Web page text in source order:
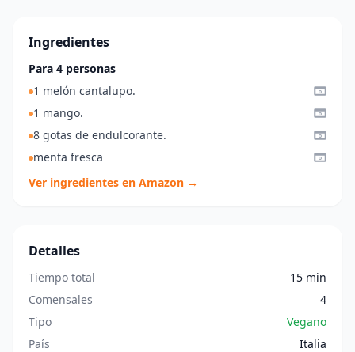
Ingredientes
Para 4 personas
1 melón cantalupo.
1 mango.
8 gotas de endulcorante.
menta fresca
Ver ingredientes en Amazon →
Detalles
Tiempo total
15 min
Comensales
4
Tipo
Vegano
País
Italia